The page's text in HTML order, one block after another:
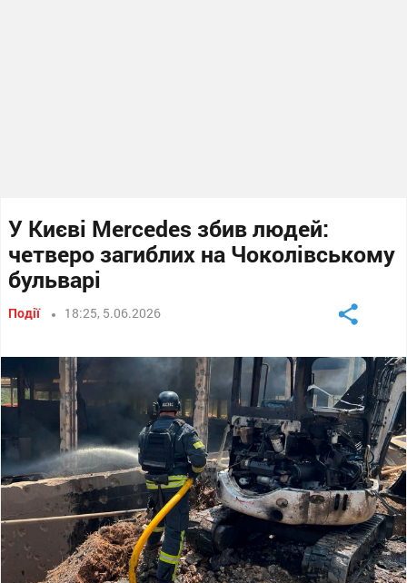
У Києві Mercedes збив людей:
четверо загиблих на Чоколівському
бульварі
Події 18:25, 5.06.2026